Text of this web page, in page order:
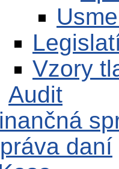
Vzory
Audit
daní